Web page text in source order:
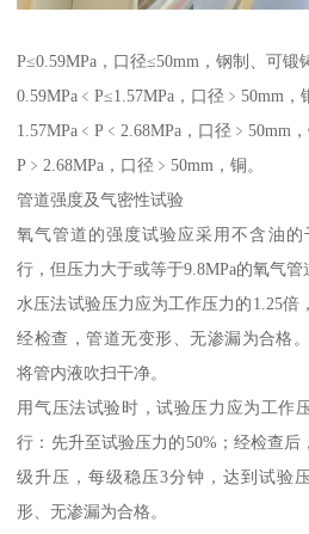
P≤0.59MPa，口径≤50mm，钢制、可锻
0.59MPa﹤P≤1.57MPa，口径﹥50mm，
1.57MPa﹤P﹤2.68MPa，口径﹥50mm
P﹥2.68MPa，口径﹥50mm，铜。
管道强度及气密性试验
氧气管道的强度试验应采用不含油
行，但压力大于或等于9.8MPa的氧气管
水压法试验压力应为工作压力的1.25倍
经检查，管道无变形、无渗漏为合格
将管内液吹扫干净。
用气压法试验时，试验压力应为工作
行：先升至试验压力的50%；经检查后
级升压，每级稳压3分钟，达到试验
形、无渗漏为合格。